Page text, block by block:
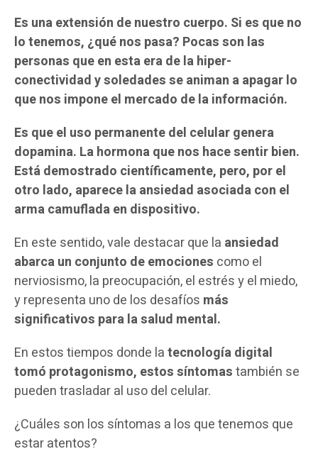
Es una extensión de nuestro cuerpo. Si es que no
lo tenemos, ¿qué nos pasa? Pocas son las
personas que en esta era de la hiper-
conectividad y soledades se animan a apagar lo
que nos impone el mercado de la información.
Es que el uso permanente del celular genera
dopamina. La hormona que nos hace sentir bien.
Está demostrado científicamente, pero, por el
otro lado, aparece la ansiedad asociada con el
arma camuflada en dispositivo.
En este sentido, vale destacar que la ansiedad
abarca un conjunto de emociones como el
nerviosismo, la preocupación, el estrés y el miedo,
y representa uno de los desafíos más
significativos para la salud mental.
En estos tiempos donde latecnología digital
tomó protagonismo, estos síntomastambién se
pueden trasladar al uso del celular.
¿Cuáles son los síntomas a los que tenemos que
estar atentos?